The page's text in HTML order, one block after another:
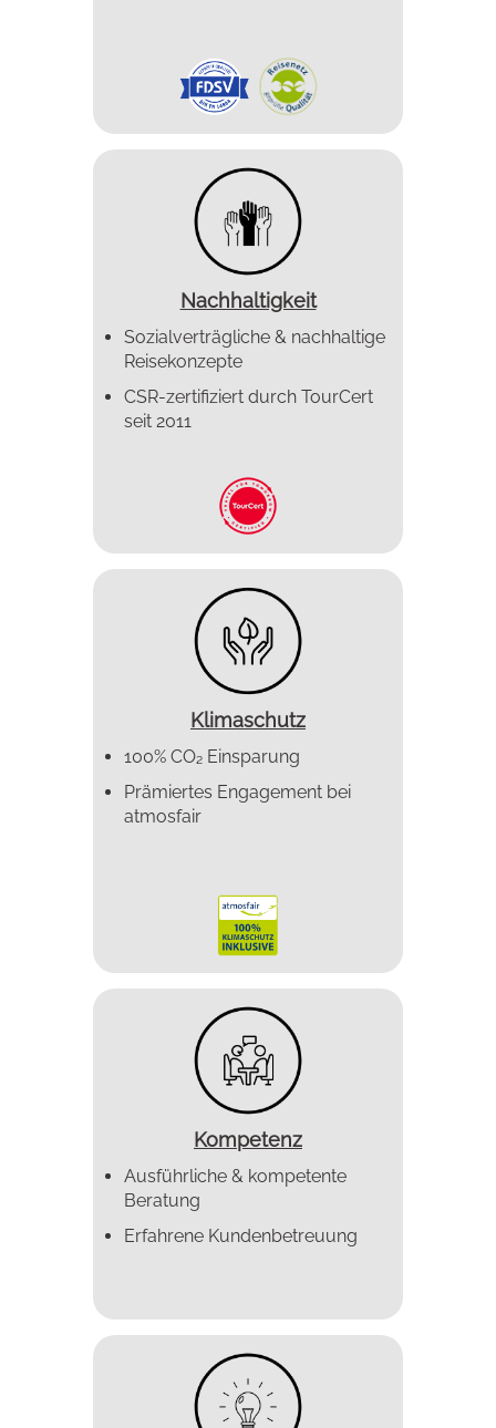
Nachhaltigkeit
Sozialverträgliche & nachhaltige
Reisekonzepte
CSR-zertifiziert durch TourCert
seit 2011
Klimaschutz
100% CO₂ Einsparung
Prämiertes Enga­gement bei
atmosfair
Kompetenz
Ausführliche & kompetente
Beratung
Erfahrene Kundenbetreuung